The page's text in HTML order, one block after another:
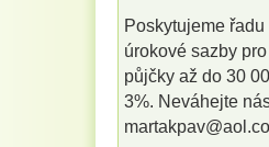
Poskytujeme
úrokové sazby
půjčky až do 30
3%. Neváhejte